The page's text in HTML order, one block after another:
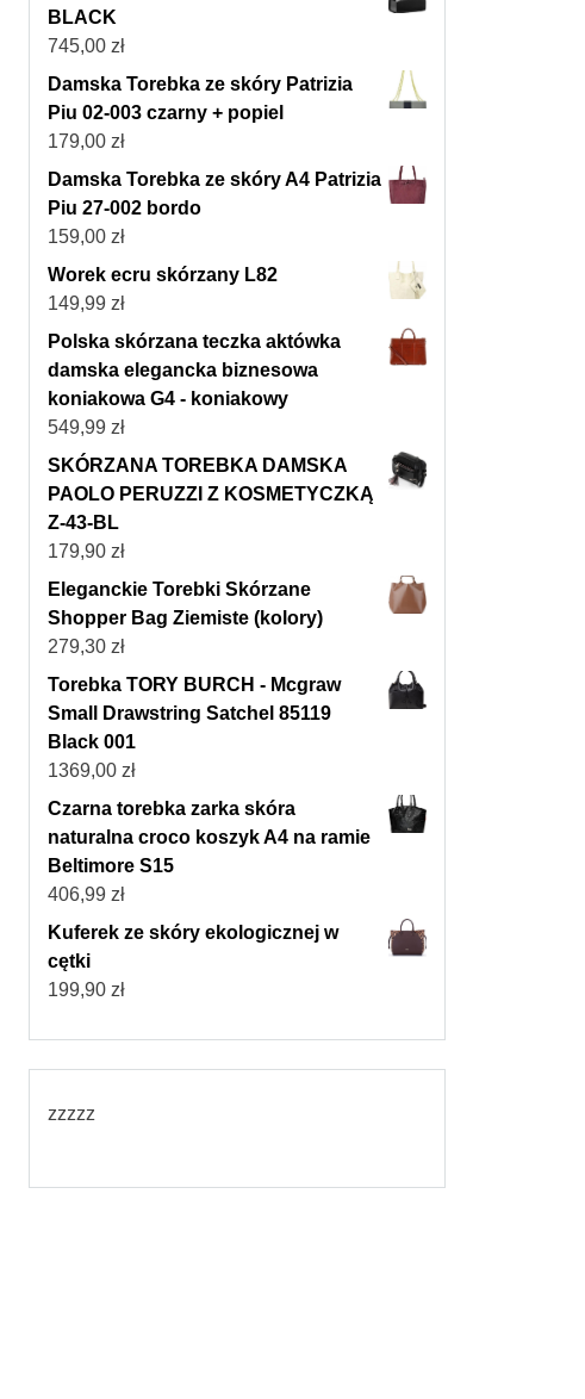
BLACK
745,00 zł
Damska Torebka ze skóry Patrizia
Piu 02-003 czarny + popiel
179,00 zł
Damska Torebka ze skóry A4 Patrizia
Piu 27-002 bordo
159,00 zł
Worek ecru skórzany L82
149,99 zł
Polska skórzana teczka aktówka
damska elegancka biznesowa
koniakowa G4 - koniakowy
549,99 zł
SKÓRZANA TOREBKA DAMSKA
PAOLO PERUZZI Z KOSMETYCZKĄ
Z-43-BL
179,90 zł
Eleganckie Torebki Skórzane
Shopper Bag Ziemiste (kolory)
279,30 zł
Torebka TORY BURCH - Mcgraw
Small Drawstring Satchel 85119
Black 001
1369,00 zł
Czarna torebka zarka skóra
naturalna croco koszyk A4 na ramie
Beltimore S15
406,99 zł
Kuferek ze skóry ekologicznej w
cętki
199,90 zł
zzzzz